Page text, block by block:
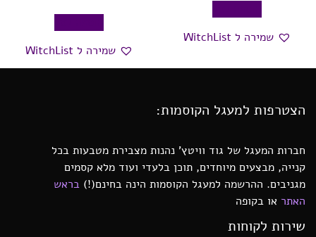
שמירה ל WitchList
שמירה ל WitchList
הצטרפות למעגל הקוסמות:
חברות המעגל של גוד וויטץ’ נהנות מצבירת מטבעות בכל
קנייה, מבצעים מיוחדים, תוכן בלעדי ועוד מלא קסמים
מגניבים. ההרשמה למעגל הקוסמות הינה בחינם(!) בראש
האתר או בקופה
שירות לקוחות